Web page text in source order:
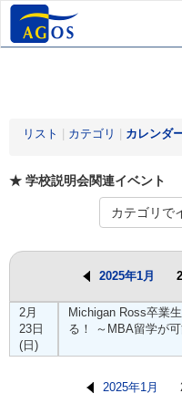
リスト カテゴリ カレンダ
★ 学校説明会関連イベント
カテゴリで
2025年1月
2月
23日
(日)
Michigan Ross卒業
る！ ～MBA留学が
2025年1月